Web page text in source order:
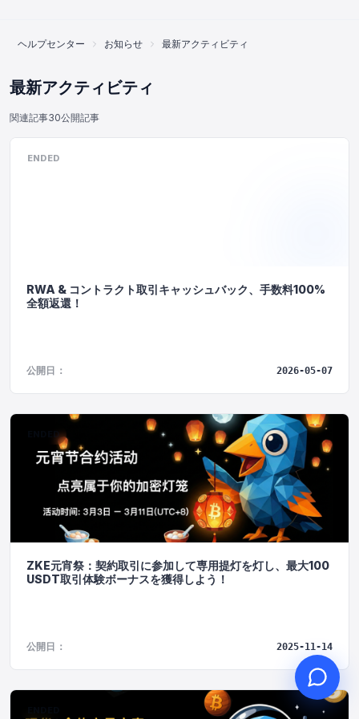
ヘルプセンター お知らせ 最新アクティビティ
最新アクティビティ
関連記事30公開記事
ENDED
RWA & コントラクト取引キャッシュバック、手数料100%
全額返還！
公開日： 2026-05-07
ENDED
ZKE元宵祭：契約取引に参加して専用提灯を灯し、最大100
USDT取引体験ボーナスを獲得しよう！
公開日： 2025-11-14
こんにちは、何かお手伝いで
きることはありますか？
オンラインカスタマーサービスがご利用
いただけます
オンライン相談を開始
チケット進捗を確認